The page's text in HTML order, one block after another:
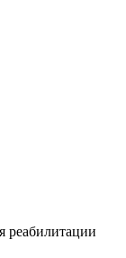
реабилитации